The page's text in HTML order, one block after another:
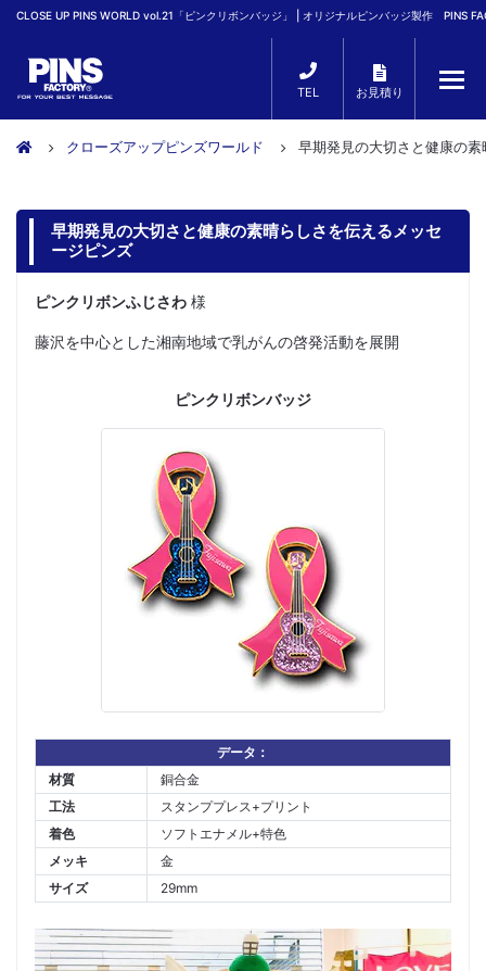
CLOSE UP PINS WORLD vol.21「ピンクリボンバッジ」 | オリジナルピンバッジ製作 PINS
TEL お見積り
クローズアップピンズワールド 早期発見の大切さと健康の
早期発見の大切さと健康の素晴らしさを伝えるメッセ
ージピンズ
ピンクリボンふじさわ 様
藤沢を中心とした湘南地域で乳がんの啓発活動を展開
ピンクリボンバッジ
データ：
材質
銅合金
工法
スタンププレス+プリント
着色
ソフトエナメル+特色
メッキ
金
サイズ
29mm